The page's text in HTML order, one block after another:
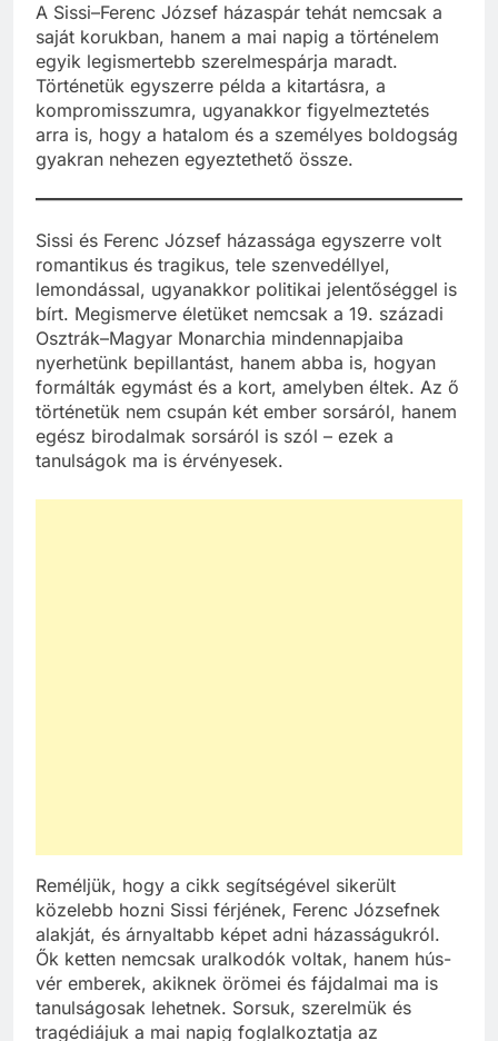
A Sissi–Ferenc József házaspár tehát nemcsak a
saját korukban, hanem a mai napig a történelem
egyik legismertebb szerelmespárja maradt.
Történetük egyszerre példa a kitartásra, a
kompromisszumra, ugyanakkor figyelmeztetés
arra is, hogy a hatalom és a személyes boldogság
gyakran nehezen egyeztethető össze.
Sissi és Ferenc József házassága egyszerre volt
romantikus és tragikus, tele szenvedéllyel,
lemondással, ugyanakkor politikai jelentőséggel is
bírt. Megismerve életüket nemcsak a 19. századi
Osztrák–Magyar Monarchia mindennapjaiba
nyerhetünk bepillantást, hanem abba is, hogyan
formálták egymást és a kort, amelyben éltek. Az ő
történetük nem csupán két ember sorsáról, hanem
egész birodalmak sorsáról is szól – ezek a
tanulságok ma is érvényesek.
Reméljük, hogy a cikk segítségével sikerült
közelebb hozni Sissi férjének, Ferenc Józsefnek
alakját, és árnyaltabb képet adni házasságukról.
Ők ketten nemcsak uralkodók voltak, hanem hús-
vér emberek, akiknek örömei és fájdalmai ma is
tanulságosak lehetnek. Sorsuk, szerelmük és
tragédiájuk a mai napig foglalkoztatja az